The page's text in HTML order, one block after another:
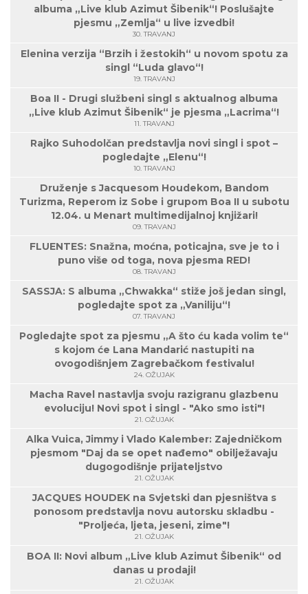
albuma „Live klub Azimut Šibenik“! Poslušajte
pjesmu „Zemlja“ u live izvedbi!
30. TRAVANJ
Elenina verzija “Brzih i žestokih“ u novom spotu za
singl “Luda glavo“!
19. TRAVANJ
Boa II - Drugi službeni singl s aktualnog albuma
„Live klub Azimut Šibenik“ je pjesma „Lacrima“!
11. TRAVANJ
Rajko Suhodolčan predstavlja novi singl i spot –
pogledajte „Elenu“!
10. TRAVANJ
Druženje s Jacquesom Houdekom, Bandom
Turizma, Reperom iz Sobe i grupom Boa II u subotu
12.04. u Menart multimedijalnoj knjižari!
09. TRAVANJ
FLUENTES: Snažna, moćna, poticajna, sve je to i
puno više od toga, nova pjesma RED!
08. TRAVANJ
SASSJA: S albuma „Chwakka“ stiže još jedan singl,
pogledajte spot za „Vaniliju“!
07. TRAVANJ
Pogledajte spot za pjesmu „A što ću kada volim te“
s kojom će Lana Mandarić nastupiti na
ovogodišnjem Zagrebačkom festivalu!
24. OŽUJAK
Macha Ravel nastavlja svoju razigranu glazbenu
evoluciju! Novi spot i singl - "Ako smo isti"!
21. OŽUJAK
Alka Vuica, Jimmy i Vlado Kalember: Zajedničkom
pjesmom "Daj da se opet nađemo" obilježavaju
dugogodišnje prijateljstvo
21. OŽUJAK
JACQUES HOUDEK na Svjetski dan pjesništva s
ponosom predstavlja novu autorsku skladbu -
"Proljeća, ljeta, jeseni, zime"!
21. OŽUJAK
BOA II: Novi album „Live klub Azimut Šibenik“ od
danas u prodaji!
21. OŽUJAK